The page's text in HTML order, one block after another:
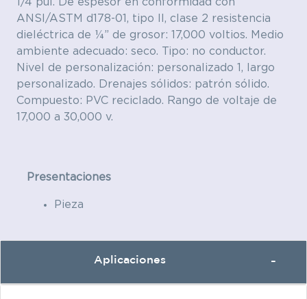
1/4 pul. De espesor en conformidad con
ANSI/ASTM d178-01, tipo II, clase 2 resistencia
dieléctrica de ¼” de grosor: 17,000 voltios. Medio
ambiente adecuado: seco. Tipo: no conductor.
Nivel de personalización: personalizado 1, largo
personalizado. Drenajes sólidos: patrón sólido.
Compuesto: PVC reciclado. Rango de voltaje de
17,000 a 30,000 v.
Presentaciones
Pieza
Aplicaciones